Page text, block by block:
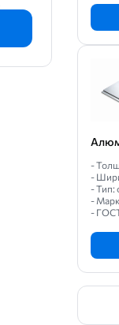
-
-
- Тип:
-
-